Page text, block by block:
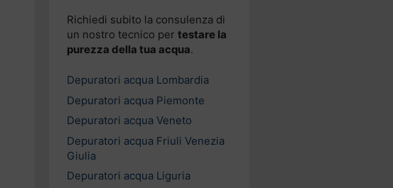
Richiedi subito la consulenza di
un nostro tecnico per testare la
purezza della tua acqua.
Depuratori acqua Lombardia
Depuratori acqua Piemonte
Depuratori acqua Veneto
Depuratori acqua Friuli Venezia
Giulia
Depuratori acqua Liguria